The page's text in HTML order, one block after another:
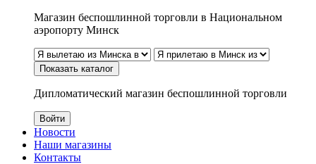
Магазин беспошлинной торговли в Национальном
аэропорту Минск
Показать каталог
Дипломатический магазин беспошлинной торговли
Войти
Новости
Наши магазины
Контакты